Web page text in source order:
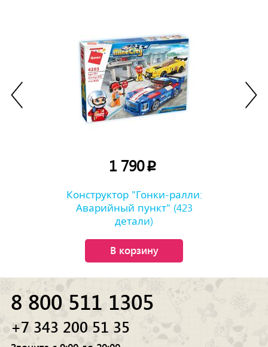
1 790p
Конструктор "Гонки-ралли:
Аварийный пункт" (423
детали)
В корзину
8 800 511 1305
+7 343 200 51 35